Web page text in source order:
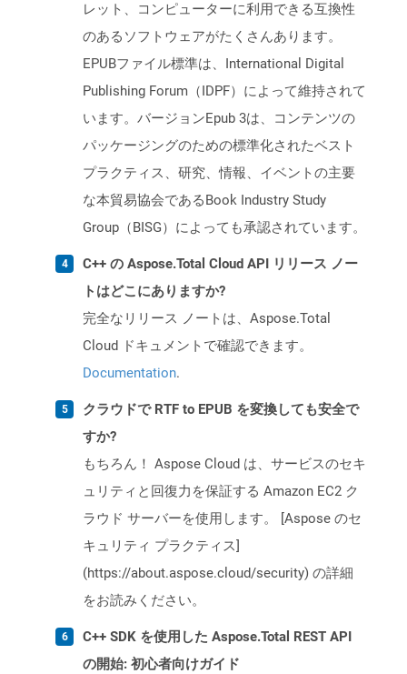
レット、コンピューターに利用できる互換性
のあるソフトウェアがたくさんあります。
EPUBファイル標準は、International Digital
Publishing Forum（IDPF）によって維持されて
います。バージョンEpub 3は、コンテンツの
パッケージングのための標準化されたベスト
プラクティス、研究、情報、イベントの主要
な本貿易協会であるBook Industry Study
Group（BISG）によっても承認されています。
C++ の Aspose.Total Cloud API リリース ノー
トはどこにありますか?
完全なリリース ノートは、Aspose.Total
Cloud ドキュメントで確認できます。
Documentation.
クラウドで RTF to EPUB を変換しても安全で
すか?
もちろん！ Aspose Cloud は、サービスのセキ
ュリティと回復力を保証する Amazon EC2 ク
ラウド サーバーを使用します。 [Aspose のセ
キュリティ プラクティス]
(https://about.aspose.cloud/security) の詳細
をお読みください。
C++ SDK を使用した Aspose.Total REST API
の開始: 初心者向けガイド